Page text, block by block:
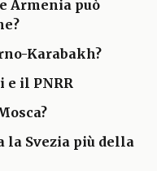
Armenia può
Karabakh?
e il PNRR
la Svezia più della